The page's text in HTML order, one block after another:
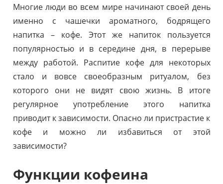
Многие люди во всем мире начинают своей день
именно с чашечки ароматного, бодрящего
напитка – кофе. Этот же напиток пользуется
популярностью и в середине дня, в перерыве
между работой. Распитие кофе для некоторых
стало и вовсе своеобразным ритуалом, без
которого они не видят свою жизнь. В итоге
регулярное употребление этого напитка
приводит к зависимости. Опасно ли пристрастие к
кофе и можно ли избавиться от этой
зависимости?
Функции кофеина